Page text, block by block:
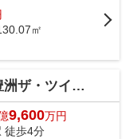
㎡
ンサウスタワー
9,600万円
徒歩4分